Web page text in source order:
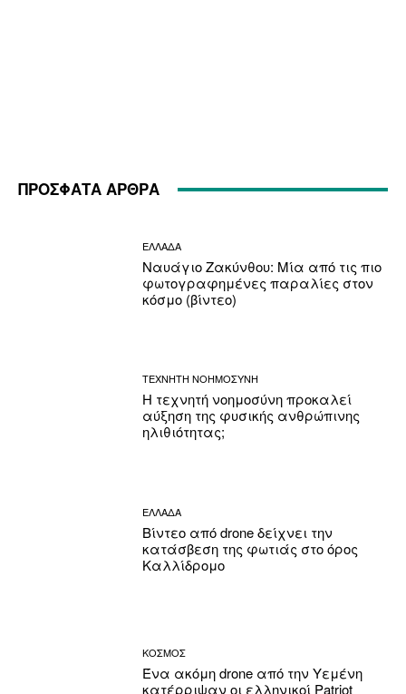
ΠΡΟΣΦΑΤΑ ΑΡΘΡΑ
ΕΛΛΑΔΑ
Ναυάγιο Ζακύνθου: Μία από τις πιο
φωτογραφημένες παραλίες στον
κόσμο (βίντεο)
ΤΕΧΝΗΤΗ ΝΟΗΜΟΣΥΝΗ
Η τεχνητή νοημοσύνη προκαλεί
αύξηση της φυσικής ανθρώπινης
ηλιθιότητας;
ΕΛΛΑΔΑ
Βίντεο από drone δείχνει την
κατάσβεση της φωτιάς στο όρος
Καλλίδρομο
ΚΟΣΜΟΣ
Ένα ακόμη drone από την Υεμένη
κατέρριψαν οι ελληνικοί Patriot